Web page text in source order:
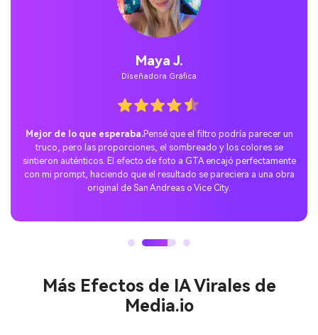
Maya J.
Diseñadora Gráfica
Mejor de lo que esperaba.Pensé que el filtro podría parecer un
truco, pero las proporciones, el sombreado y los colores se
sintieron auténticos. El efecto de foto a GTA encajó perfectamente
con mi prompt, haciendo que el resultado se pareciera a una obra
original de San Andreas o Vice City.
Más Efectos de IA Virales de
Media.io